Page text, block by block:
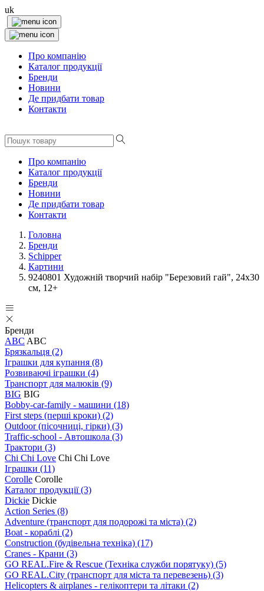
uk
Про компанію
Каталог продукції
Бренди
Новини
Де придбати товар
Контакти
Про компанію
Каталог продукції
Бренди
Новини
Де придбати товар
Контакти
Головна
Бренди
Schipper
Картини
9240801 Художнiй творчий набiр "Березовий гай", 24х30
см, 12+
Бренди
ABC ABC
Брязкальця (2)
Іграшки для купання (8)
Розвиваючі іграшки (4)
Транспорт для малюків (9)
BIG BIG
Bobby-car-family - машини (18)
First steps (перші кроки) (2)
Outdoor (пісочниці, гірки) (3)
Traffic-school - Автошкола (3)
Трактори (3)
Chi Chi Love Chi Chi Love
Іграшки (11)
Corolle Corolle
Каталог продукції(3)
Dickie Dickie
Action Series (8)
Adventure (транспорт для подорожі та міста) (2)
Boat - кораблі (2)
Construction (будівельна техніка) (17)
Cranes - Крани (3)
GO REAL.Fire & Rescue (Техніка служби порятуку) (5)
GO REAL.City (транспорт для міста та перевезень) (3)
Helicopters & airplanes - гелікоптери та літаки (2)